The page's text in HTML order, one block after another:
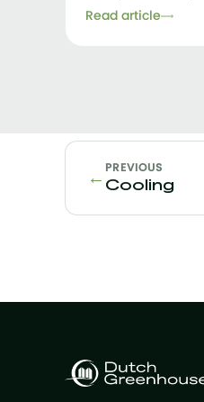
Read article
←
PREVIOUS
Cooling